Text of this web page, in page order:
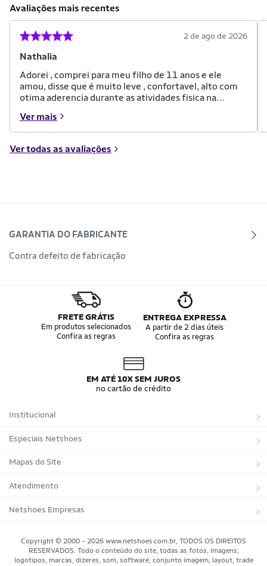
Avaliações mais recentes
Nathalia
2 de ago de 2026
Adorei , comprei para meu filho de 11 anos e ele
amou, disse que é muito leve , confortavel, alto com
otima aderencia durante as atividades fisica na
Ver mais
Ver todas as avaliações
GARANTIA DO FABRICANTE
Contra defeito de fabricação
FRETE GRÁTIS
Em produtos selecionados
Confira as regras
ENTREGA EXPRESSA
A partir de 2 dias úteis
Confira as regras
EM ATÉ 10X SEM JUROS
no cartão de crédito
Institucional
Sobre a Netshoes
Política de Privacidade
Programa de Afiliados
Regulamentos
Programa de Integridade
Especiais Netshoes
Suplementos
Corrida
Bicicletas
Mapas do Site
Marcas
Tipos de Produtos
Atendimento
Trocas e devoluções
Minha Conta
Netshoes Empresas
Copyright © 2000 - 2026 www.netshoes.com.br, TODOS OS DIREITOS
RESERVADOS. Todo o conteúdo do site, todas as fotos, imagens,
logotipos, marcas, dizeres, som, software, conjunto imagem, layout, trade